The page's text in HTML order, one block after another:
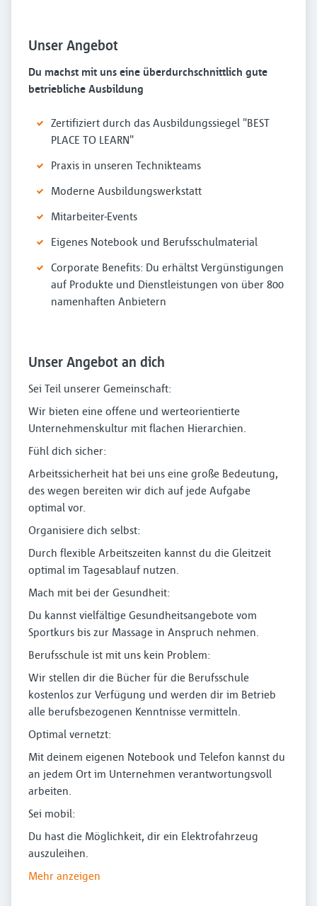
Unser Angebot
Du machst mit uns eine überdurchschnittlich gute
betriebliche Ausbildung
Zertifiziert durch das Ausbildungssiegel "BEST
PLACE TO LEARN"
Praxis in unseren Technikteams
Moderne Ausbildungswerkstatt
Mitarbeiter-Events
Eigenes Notebook und Berufsschulmaterial
Corporate Benefits: Du erhältst Vergünstigungen
auf Produkte und Dienstleistungen von über 800
namenhaften Anbietern
Unser Angebot an dich
Sei Teil unserer Gemeinschaft:
Wir bieten eine offene und werteorientierte
Unternehmenskultur mit flachen Hierarchien.
Fühl dich sicher:
Arbeitssicherheit hat bei uns eine große Bedeutung,
des wegen bereiten wir dich auf jede Aufgabe
optimal vor.
Organisiere dich selbst:
Durch flexible Arbeitszeiten kannst du die Gleitzeit
optimal im Tagesablauf nutzen.
Mach mit bei der Gesundheit:
Du kannst vielfältige Gesundheitsangebote vom
Sportkurs bis zur Massage in Anspruch nehmen.
Berufsschule ist mit uns kein Problem:
Wir stellen dir die Bücher für die Berufsschule
kostenlos zur Verfügung und werden dir im Betrieb
alle berufsbezogenen Kenntnisse vermitteln.
Optimal vernetzt:
Mit deinem eigenen Notebook und Telefon kannst du
an jedem Ort im Unternehmen verantwortungsvoll
arbeiten.
Sei mobil:
Du hast die Möglichkeit, dir ein Elektrofahrzeug
auszuleihen.
Mehr anzeigen